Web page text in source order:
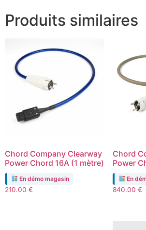
Produits similaires
Chord Company Clearway
Power Chord 16A (1 mètre)
En démo magasin
210.00 €
Chord
Power
En
840.00 €